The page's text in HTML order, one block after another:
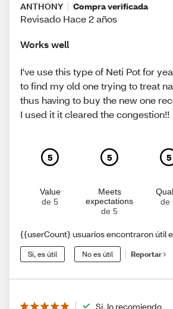
ANTHONY
Compra verificada
Revisado Hace 2 años
Works well
I've use this type of Neti Pot for
to find my old one trying to treat
thus having to buy the new one
I used it it cleared the congestion!!
5
Value
de 5
5
Meets
expectations
de 5
5
de
{{userCount} usuarios encontraron útil
Sí, es útil No es útil Reportar
Sí, lo recomiendo